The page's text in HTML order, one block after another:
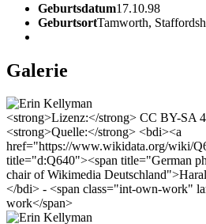
Geburtsdatum17.10.98
GeburtsortTamworth,
Galerie
<strong>Lizenz:</strong> CC BY-SA
<strong>Quelle:</strong> <bdi><a
href="https://www.wikidata.org/wiki/
title="d:Q640"><span title="German
chair of Wikimedia
</bdi> - <span class="int-own-work"
work</span>